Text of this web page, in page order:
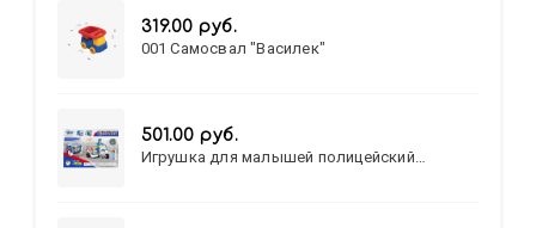
319.00 руб.
001 Самосвал "Василек"
501.00 руб.
Игрушка для малышей полицейский